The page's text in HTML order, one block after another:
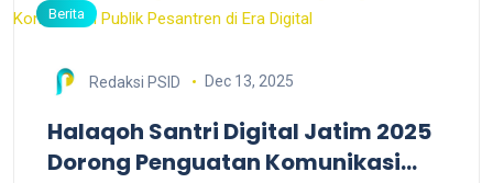
Berita
Redaksi PSID Dec 13, 2025
Halaqoh Santri Digital Jatim 2025
Dorong Penguatan Komunikasi